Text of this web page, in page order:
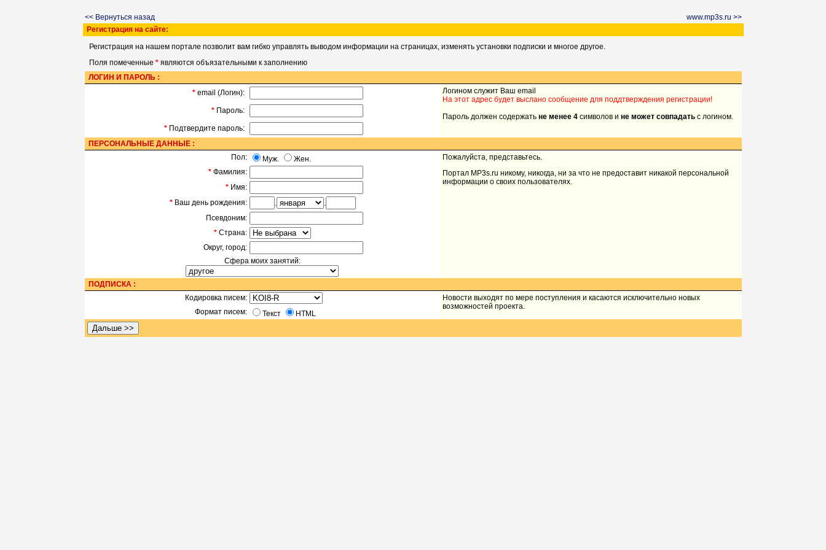
<< Вернуться назад
www.mp3s.ru >>
Регистрация на сайте:
Регистрация на нашем портале позволит вам гибко управлять выводом информации на страницах, изменять установки подписки и многое другое.
Поля помеченные *являются объязательными к заполнению
ЛОГИН И ПАРОЛЬ :
*email (Логин):
*Пароль:
*Подтвердите пароль:
Логином служит Ваш email
На этот адрес будет выслано сообщение для поддтверждения регистрации!
Пароль должен содержать не менее 4символов и не может совпадатьс логином.
ПЕРСОНАЛЬНЫЕ ДАННЫЕ :
Пол:
Муж.
Жен.
*Фамилия:
*Имя:
*Ваш день рождения: .
.
Псевдоним:
*Страна:
Округ, город:
Сфера моих занятий:
Пожалуйста, представьтесь.
Портал MP3s.ru никому, никогда, ни за что не предоставит никакой персональной
информации о своих пользователях.
ПОДПИСКА :
Кодировка писем:
Формат писем:
Текст HTML
Новости выходят по мере поступления и касаются исключительно новых
возможностей проекта.